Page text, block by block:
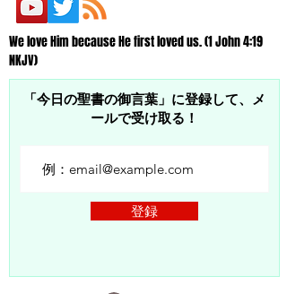
We love Him because He first loved us. (1 John 4:19
NKJV)
「今日の聖書の御言葉」に登録して、メ
ールで受け取る！
登録